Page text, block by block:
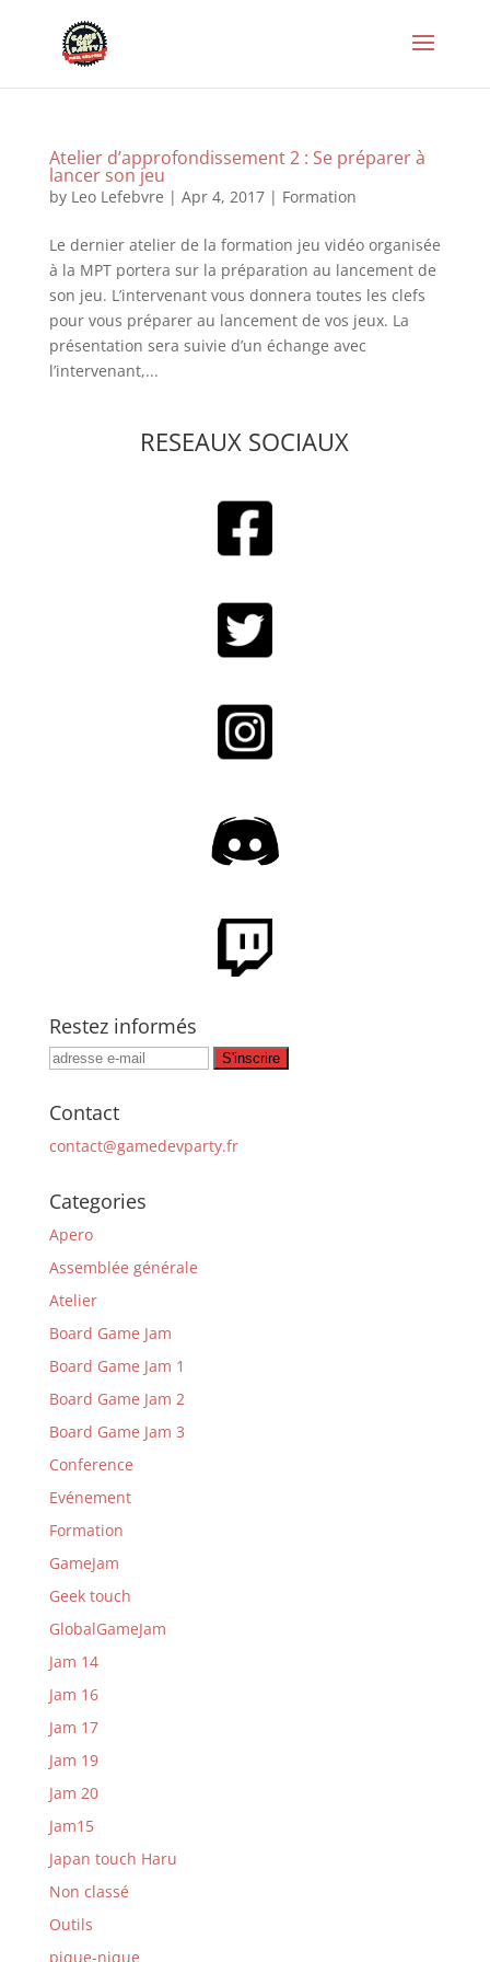
Atelier d’approfondissement 2 : Se préparer à
lancer son jeu
by Leo Lefebvre | Apr 4, 2017| Formation
Le dernier atelier de la formation jeu vidéo organisée
à la MPT portera sur la préparation au lancement de
son jeu. L’intervenant vous donnera toutes les clefs
pour vous préparer au lancement de vos jeux. La
présentation sera suivie d’un échange avec
l’intervenant,...
RESEAUX SOCIAUX
Restez informés
Contact
contact@gamedevparty.fr
Categories
Apero
Assemblée générale
Atelier
Board Game Jam
Board Game Jam 1
Board Game Jam 2
Board Game Jam 3
Conference
Evénement
Formation
GameJam
Geek touch
GlobalGameJam
Jam 14
Jam 16
Jam 17
Jam 19
Jam 20
Jam15
Japan touch Haru
Non classé
Outils
pique-nique